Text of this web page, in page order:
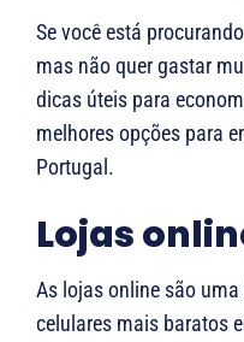
Se você está
mas não quer gastar
dicas úteis para
melhores opções para
Portugal.
Lojas
As lojas online são
celulares mais baratos